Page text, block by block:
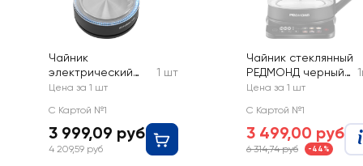
Чайник
электрический
POLARIS с
Арт. PWK 1797 CGL
Polaris
1 шт
Цена за 1 шт
С Картой №1
3 999,09 руб
4 209,59 руб
Чайник стеклянный
РЕДМОНД черный/
хром, металл/
17,8х26,6х22,4см,
Арт. KG220
Цена за 1 шт
С Картой №1
3 499,00 руб
6 314,74 руб -44%